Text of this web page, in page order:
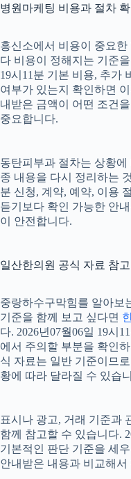
병원마케팅 비용과 절차
흥신소에서 비용이 중요
다 비용이 정해지는 기준
19시11분 기본 비용, 추가
여부가 있는지 확인하면
내받은 금액이 어떤 조건
중요합니다.
동탄피부과 절차는 상황
종 내용을 다시 정리하는
분 신청, 계약, 예약, 이용
듣기보다 확인 가능한 안
이 안전합니다.
일산한의원 공식 자료 참
중랑하수구막힘를 알아보
기준을 함께 보고 싶다면
다. 2026년07월06일 19시
에서 주의할 부분을 확인
식 자료는 일반 기준이므
황에 따라 달라질 수 있습
표시나 광고, 거래 기준과
함께 참고할 수 있습니다.
기본적인 판단 기준을 세
안내받은 내용과 비교해